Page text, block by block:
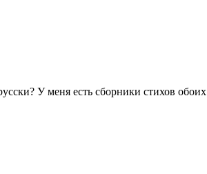
У меня есть сборники стихов